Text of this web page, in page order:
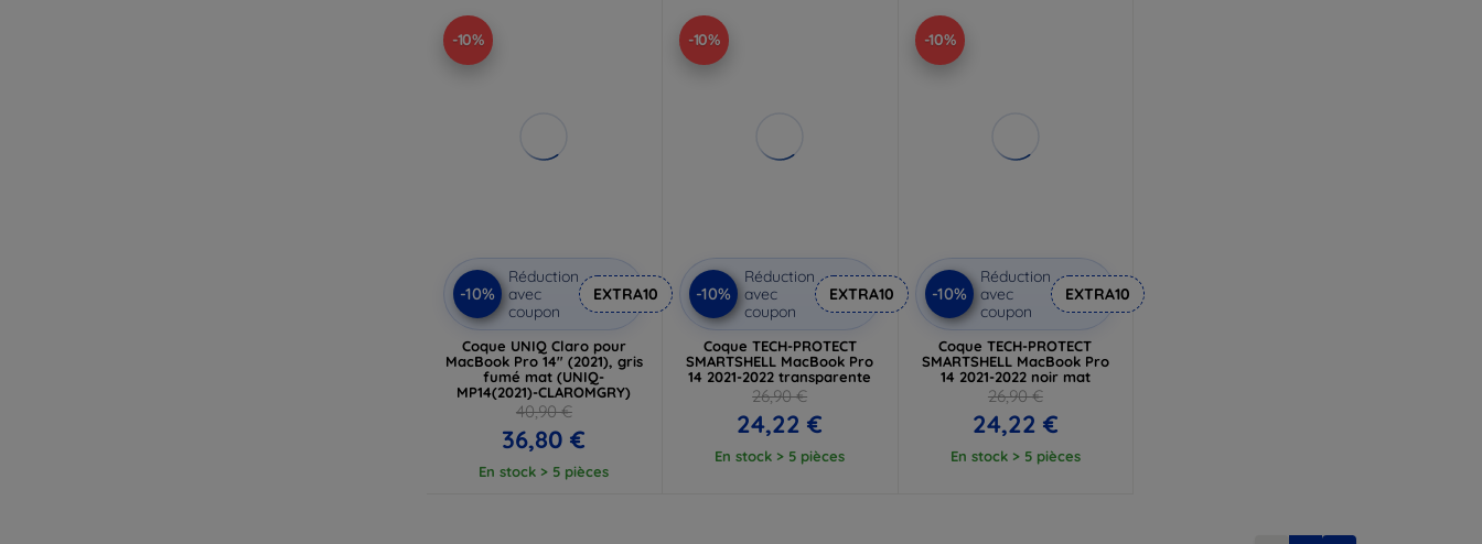
-10%
-10%
Réduction
avec
coupon
EXTRA10
Coque UNIQ Claro pour
MacBook Pro 14" (2021), gris
fumé mat (UNIQ-
MP14(2021)-CLAROMGRY)
40,90 €
36,80 €
En stock > 5 pièces
-10%
-10%
Réduction
avec
coupon
EXTRA10
Coque TECH-PROTECT
SMARTSHELL MacBook Pro
14 2021-2022 transparente
26,90 €
24,22 €
En stock > 5 pièces
-10%
-10%
Réduction
avec
coupon
EXTRA10
Coque TECH-PROTECT
SMARTSHELL MacBook Pro
14 2021-2022 noir mat
26,90 €
24,22 €
En stock > 5 pièces